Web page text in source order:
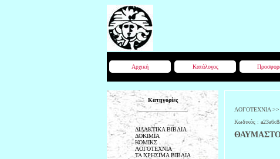
Αρχική Κατάλογος
Κατηγορίες
ΔΙΔΑΚΤΙΚΑ ΒΙΒΛΙΑ
ΔΟΚΙΜΙΑ
ΚΟΜΙΚΣ
ΛΟΓΟΤΕΧΝΙΑ
ΤΑ ΧΡΗΣΙΜΑ ΒΙΒΛΙΑ
ΛΟΓΟΤΕΧΝΙΑ >>
Κωδικός :